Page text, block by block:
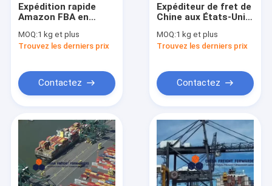
À la maison
Expédition rapide
Amazon FBA en
Fret aérien et
maritime Shenzhen
MOQ:1 kg et plus
Trouvez les derniers prix
Contactez
Expéditeur de fret de
Chine aux États-Unis
Navire de Chine aux
États-Unis
MOQ:1 kg et plus
Trouvez les derniers prix
Contactez